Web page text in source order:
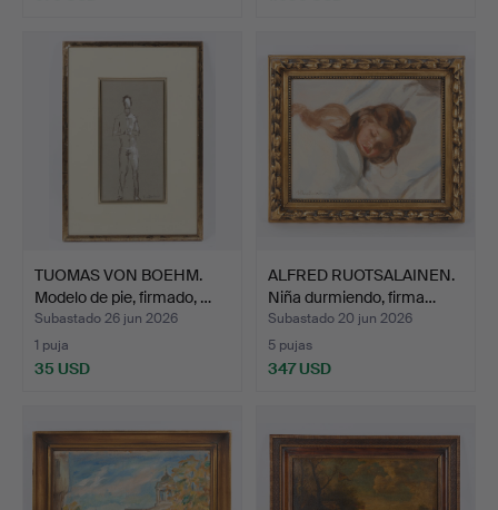
TUOMAS VON BOEHM.
Modelo de pie, firmado, …
Subastado 26 jun 2026
1 puja
35 USD
ALFRED RUOTSALAINEN.
Niña durmiendo, firma…
Subastado 20 jun 2026
5 pujas
347 USD